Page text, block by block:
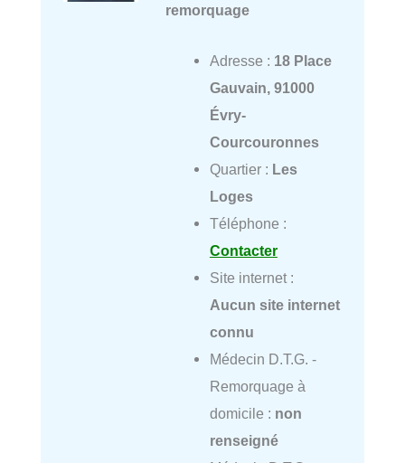
remorquage
Adresse : 18 Place
Gauvain, 91000
Évry-
Courcouronnes
Quartier : Les
Loges
Téléphone :
Contacter
Site internet :
Aucun site internet
connu
Médecin D.T.G. -
Remorquage à
domicile : non
renseigné